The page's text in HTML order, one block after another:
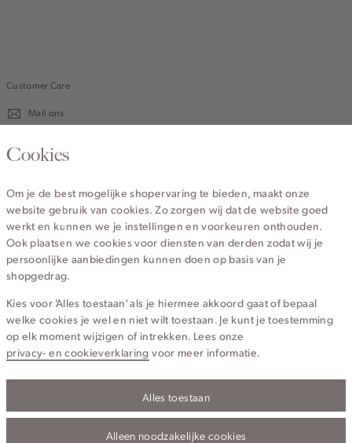
Customer Care
Mail ons
020 - 3412 670
Service
Wij zijn Cotton Club
Topcategorieën voor jou
Privacy- en cookieverklaringAlgemene Voorwaarden
Cookies
Om je de best mogelijke shopervaring te bieden, maakt onze
website gebruik van cookies. Zo zorgen wij dat de website goed
werkt en kunnen we je instellingen en voorkeuren onthouden.
Ook plaatsen we cookies voor diensten van derden zodat wij je
persoonlijke aanbiedingen kunnen doen op basis van je
shopgedrag.
Kies voor 'Alles toestaan' als je hiermee akkoord gaat of bepaal
welke cookies je wel en niet wilt toestaan. Je kunt je toestemming
op elk moment wijzigen of intrekken. Lees onze
privacy- en cookieverklaring voor meer informatie.
Alles toestaan
Alleen noodzakelijke cookies